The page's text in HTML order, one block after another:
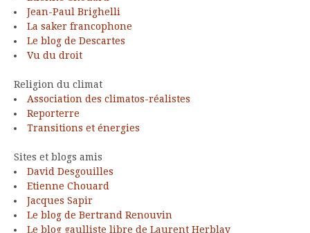
Jean-Paul Brighelli
La saker francophone
Le blog de Descartes
Vu du droit
Religion du climat
Association des climatos-réalistes
Reporterre
Transitions et énergies
Sites et blogs amis
David Desgouilles
Etienne Chouard
Jacques Sapir
Le blog de Bertrand Renouvin
Le blog gaulliste libre de Laurent Herblay